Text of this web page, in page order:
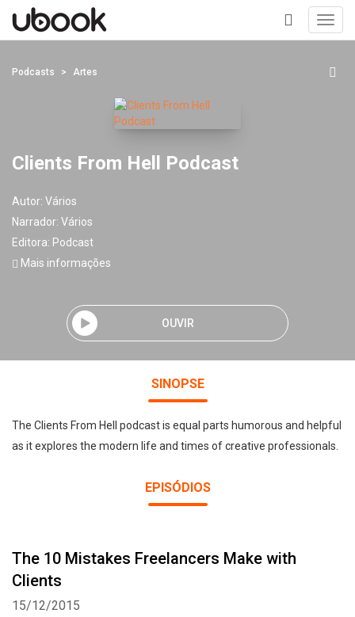
+
Podcasts Artes
Clients From Hell Podcast
Autor: Vários
Narrador: Vários
Editora: Podcast
Mais informações
OUVIR
SINOPSE
The Clients From Hell podcast is equal parts humorous and helpful
as it explores the modern life and times of creative professionals.
EPISÓDIOS
The 10 Mistakes Freelancers Make with
Clients
15/12/2015